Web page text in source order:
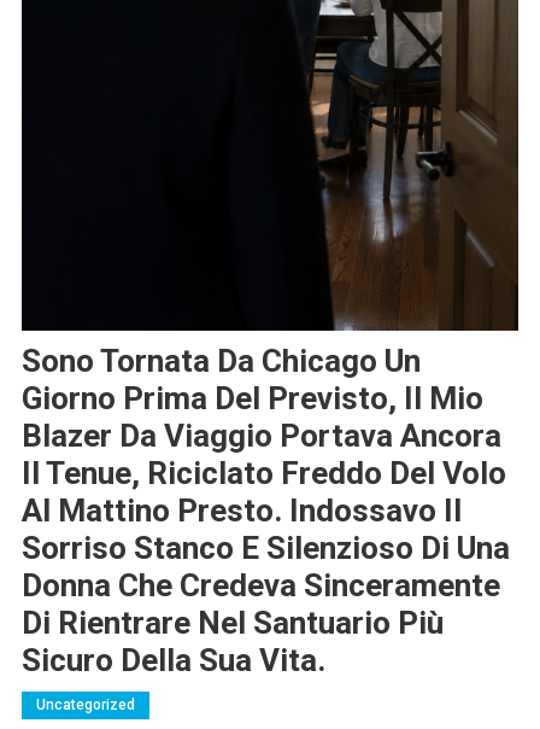
Sono Tornata Da Chicago Un
Giorno Prima Del Previsto, Il Mio
Blazer Da Viaggio Portava Ancora
Il Tenue, Riciclato Freddo Del Volo
Al Mattino Presto. Indossavo Il
Sorriso Stanco E Silenzioso Di Una
Donna Che Credeva Sinceramente
Di Rientrare Nel Santuario Più
Sicuro Della Sua Vita.
Uncategorized